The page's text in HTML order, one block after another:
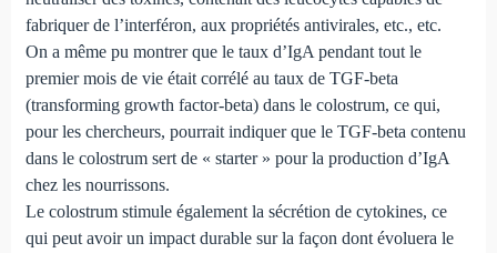
fabriquer de l’interféron, aux propriétés antivirales, etc., etc.
On a même pu montrer que le taux d’IgA pendant tout le
premier mois de vie était corrélé au taux de TGF-beta
(transforming growth factor-beta) dans le colostrum, ce qui,
pour les chercheurs, pourrait indiquer que le TGF-beta contenu
dans le colostrum sert de « starter » pour la production d’IgA
chez les nourrissons.
Le colostrum stimule également la sécrétion de cytokines, ce
qui peut avoir un impact durable sur la façon dont évoluera le